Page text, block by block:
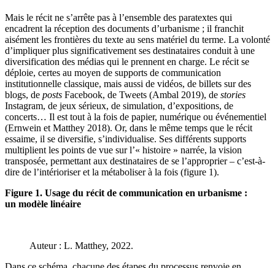
Mais le récit ne s’arrête pas à l’ensemble des paratextes qui
encadrent la réception des documents d’urbanisme ; il franchit
aisément les frontières du texte au sens matériel du terme. La volonté
d’impliquer plus significativement ses destinataires conduit à une
diversification des médias qui le prennent en charge. Le récit se
déploie, certes au moyen de supports de communication
institutionnelle classique, mais aussi de vidéos, de billets sur des
blogs, de posts Facebook, de Tweets (Ambal 2019), de stories
Instagram, de jeux sérieux, de simulation, d’expositions, de
concerts… Il est tout à la fois de papier, numérique ou événementiel
(Ernwein et Matthey 2018). Or, dans le même temps que le récit
essaime, il se diversifie, s’individualise. Ses différents supports
multiplient les points de vue sur l’« histoire » narrée, la vision
transposée, permettant aux destinataires de se l’approprier – c’est-à-
dire de l’intérioriser et la métaboliser à la fois (figure 1).
Figure 1. Usage du récit de communication en urbanisme :
un modèle linéaire
Auteur : L. Matthey, 2022.